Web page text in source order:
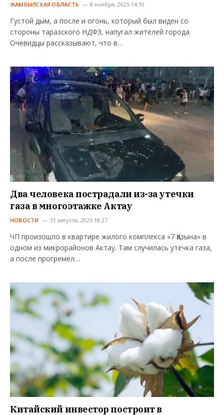
ЖАМБЫЛСКАЯ ОБЛАСТЬ 8 ноября, 2025 14:10
Густой дым, а после и огонь, который был виден со
стороны таразского НДФЗ, напугал жителей города.
Очевидцы рассказывают, что в…
Два человека пострадали из-за утечки
газа в многоэтажке Актау
НОВОСТИ 31 августа, 2025 18:27
ЧП произошло в квартире жилого комплекса «7 Қазына» в
одном из микрорайонов Актау. Там случилась утечка газа,
а после прогремел…
Китайский инвестор построит в